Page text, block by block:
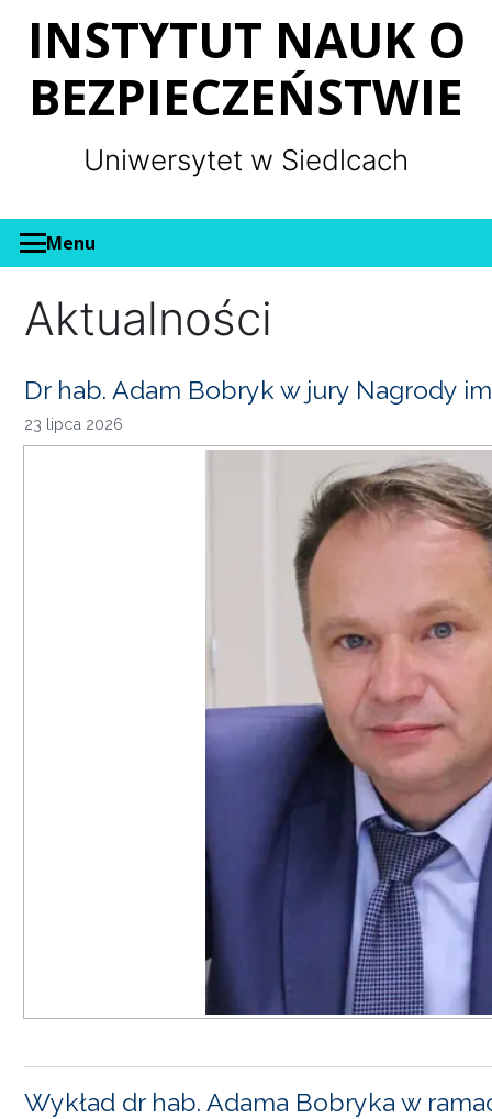
INSTYTUT NAUK O
BEZPIECZEŃSTWIE
Uniwersytet w Siedlcach
Menu
Aktualności
Dr hab. Adam Bobryk w jury Nagrody
23 lipca 2026
Wykład dr hab. Adama Bobryka w